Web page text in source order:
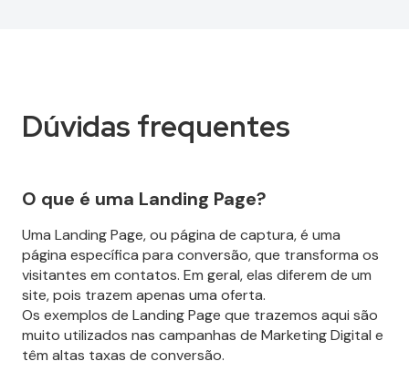
Dúvidas frequentes
O que é uma Landing Page?
Uma Landing Page, ou página de captura, é uma
página específica para conversão, que transforma os
visitantes em contatos. Em geral, elas diferem de um
site, pois trazem apenas uma oferta.
Os exemplos de Landing Page que trazemos aqui são
muito utilizados nas campanhas de Marketing Digital e
têm altas taxas de conversão.